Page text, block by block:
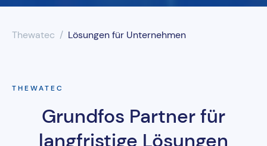
Thewatec Lösungen für Unternehmen
THEWATEC
Grundfos Partner für
langfristige Lösungen
UV-Desinfektion
Wasserenthärtung